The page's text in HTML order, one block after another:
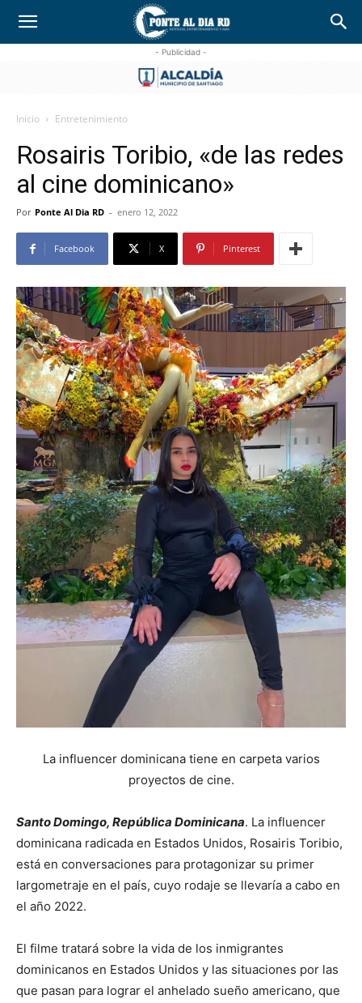
- Publicidad -
Inicio Entretenimiento
Rosairis Toribio, «de las redes
al cine dominicano»
Por Ponte Al Dia RD - enero 12, 2022
Facebook X Pinterest
La influencer dominicana tiene en carpeta varios
proyectos de cine.
Santo Domingo, República Dominicana. La influencer
dominicana radicada en Estados Unidos, Rosairis Toribio,
está en conversaciones para protagonizar su primer
largometraje en el país, cuyo rodaje se llevaría a cabo en
el año 2022.
El filme tratará sobre la vida de los inmigrantes
dominicanos en Estados Unidos y las situaciones por las
que pasan para lograr el anhelado sueño americano, que